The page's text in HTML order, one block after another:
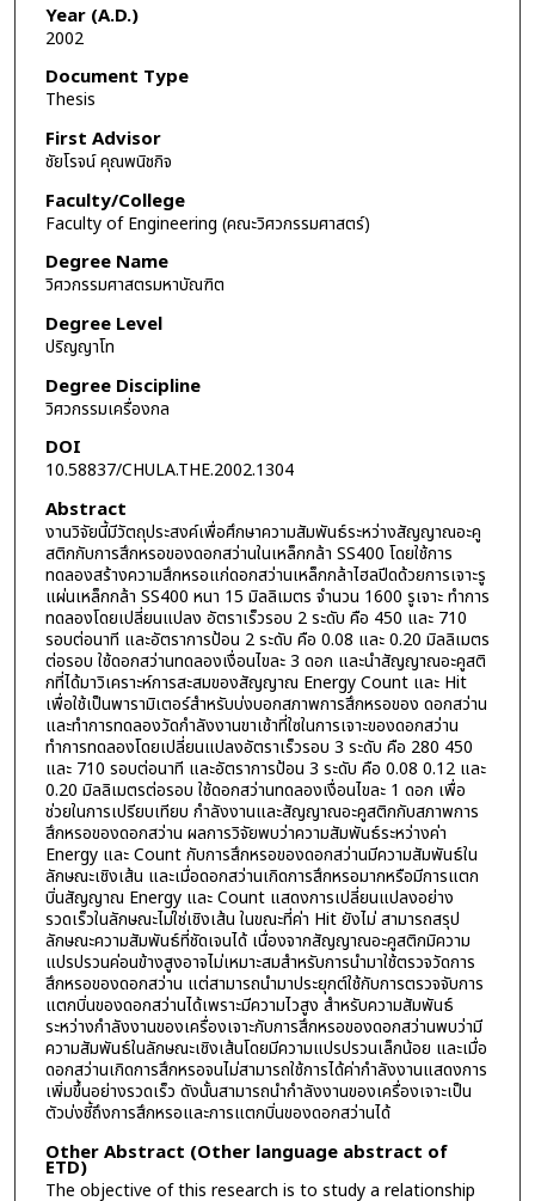
Year (A.D.)
2002
Document Type
Thesis
First Advisor
ชัยโรจน์ คุณพนิชกิจ
Faculty/College
Faculty of Engineering (คณะวิศวกรรมศาสตร์)
Degree Name
วิศวกรรมศาสตรมหาบัณฑิต
Degree Level
ปริญญาโท
Degree Discipline
วิศวกรรมเครื่องกล
DOI
10.58837/CHULA.THE.2002.1304
Abstract
งานวิจัยนี้มีวัตถุประสงค์เพื่อศึกษาความสัมพันธ์ระหว่างสัญญาณอะคู
สติกกับการสึกหรอของดอกสว่านในเหล็กกล้า SS400 โดยใช้การ
ทดลองสร้างความสึกหรอแก่ดอกสว่านเหล็กกล้าไฮลปีดด้วยการเจาะรู
แผ่นเหล็กกล้า SS400 หนา 15 มิลลิเมตร จำนวน 1600 รูเจาะ ทำการ
ทดลองโดยเปลี่ยนแปลง อัตราเร็วรอบ 2 ระดับ คือ 450 และ 710
รอบต่อนาที และอัตราการป้อน 2 ระดับ คือ 0.08 และ 0.20 มิลลิเมตร
ต่อรอบ ใช้ดอกสว่านทดลองเงื่อนไขละ 3 ดอก และนำสัญญาณอะคูสติ
กที่ได้มาวิเคราะห์การสะสมของสัญญาณ Energy Count และ Hit
เพื่อใช้เป็นพารามิเตอร์สำหรับบ่งบอกสภาพการสึกหรอของ ดอกสว่าน
และทำการทดลองวัดกำลังงานขาเช้าที่ใซในการเจาะของดอกสว่าน
ทำการทดลองโดยเปลี่ยนแปลงอัตราเร็วรอบ 3 ระดับ คือ 280 450
และ 710 รอบต่อนาที และอัตราการป้อน 3 ระดับ คือ 0.08 0.12 และ
0.20 มิลลิเมตรต่อรอบ ใช้ดอกสว่านทดลองเงื่อนไขละ 1 ดอก เพื่อ
ช่วยในการเปรียบเทียบ กำลังงานและสัญญาณอะคูสติกกับสภาพการ
สึกหรอของดอกสว่าน ผลการวิจัยพบว่าความสัมพันธ์ระหว่างค่า
Energy และ Count กับการสึกหรอของดอกสว่านมีความสัมพันธ์ใน
ลักษณะเชิงเส้น และเมื่อดอกสว่านเกิดการสึกหรอมากหรือมีการแตก
บิ่นสัญญาณ Energy และ Count แสดงการเปลี่ยนแปลงอย่าง
รวดเร็วในลักษณะไม่ใช่เชิงเส้น ในขณะที่ค่า Hit ยังไม่ สามารถสรุป
ลักษณะความสัมพันธ์ที่ชัดเจนได้ เนื่องจากสัญญาณอะคูสติกมิความ
แปรปรวนค่อนข้างสูงอาจไม่เหมาะสมสำหรับการนำมาใช้ตรวจวัดการ
สึกหรอของดอกสว่าน แต่สามารถนำมาประยุกต์ใช้กับการตรวจจับการ
แตกบิ่นของดอกสว่านได้เพราะมีความไวสูง สำหรับความสัมพันธ์
ระหว่างกำลังงานของเครื่องเจาะกับการสึกหรอของดอกสว่านพบว่ามี
ความสัมพันธ์ในลักษณะเชิงเส้นโดยมีความแปรปรวนเล็กน้อย และเมื่อ
ดอกสว่านเกิดการสึกหรอจนไม่สามารถใช้การได้ค่ากำลังงานแสดงการ
เพิ่มขึ้นอย่างรวดเร็ว ดังนั้นสามารถนำกำลังงานของเครื่องเจาะเป็น
ตัวบ่งชี้ถึงการสึกหรอและการแตกบิ่นของดอกสว่านได้
Other Abstract (Other language abstract of
ETD)
The objective of this research is to study a relationship